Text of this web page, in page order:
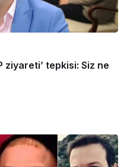
ziyareti’ tepkisi: Siz ne